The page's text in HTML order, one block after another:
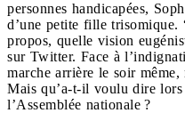
personnes handicapées,
d’une petite fille trisomique.
propos, quelle vision
sur Twitter. Face à
marche arrière le soir
Mais qu’a-t-il voulu dire lors
l’Assemblée nationale ?